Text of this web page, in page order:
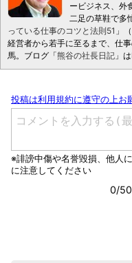
ービジネス、外
二足の草鞋で多
っている仕事のコツと法則51 」
経営者から若手に至るまで、仕
馬。ブログ「熊谷の社長日記 」